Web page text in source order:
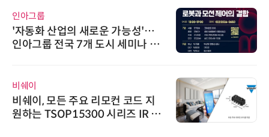
인아그룹
'자동화 산업의 새로운 가능성'…
인아그룹 전국 7개 도시 세미나 페
비쉐이
비쉐이, 모든 주요 리모컨 코드 지
원하는 TSOP15300 시리즈 IR 수